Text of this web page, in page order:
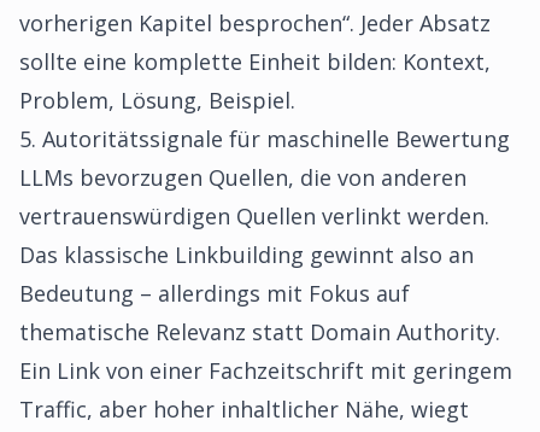
vorherigen Kapitel besprochen“. Jeder Absatz
sollte eine komplette Einheit bilden: Kontext,
Problem, Lösung, Beispiel.
5. Autoritätssignale für maschinelle Bewertung
LLMs bevorzugen Quellen, die von anderen
vertrauenswürdigen Quellen verlinkt werden.
Das klassische Linkbuilding gewinnt also an
Bedeutung – allerdings mit Fokus auf
thematische Relevanz statt Domain Authority.
Ein Link von einer Fachzeitschrift mit geringem
Traffic, aber hoher inhaltlicher Nähe, wiegt